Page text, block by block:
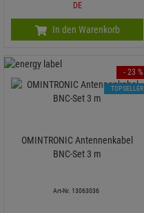
DE
In den Warenkorb
OMINTRONIC Antennenkabel
BNC-Set 3 m
Art-Nr. 13063036
- 23 %
TOPSELLER